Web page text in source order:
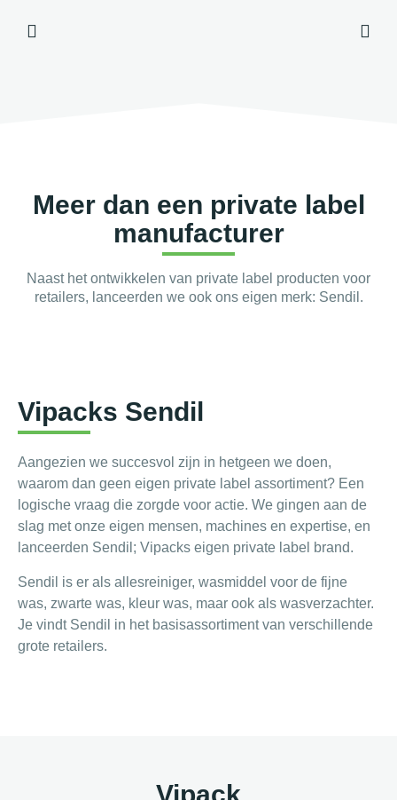
Meer dan een private label
manufacturer
Naast het ontwikkelen van private label producten voor
retailers, lanceerden we ook ons eigen merk: Sendil.
Vipacks Sendil
Aangezien we succesvol zijn in hetgeen we doen,
waarom dan geen eigen private label assortiment? Een
logische vraag die zorgde voor actie. We gingen aan de
slag met onze eigen mensen, machines en expertise, en
lanceerden Sendil; Vipacks eigen private label brand.
Sendil is er als allesreiniger, wasmiddel voor de fijne
was, zwarte was, kleur was, maar ook als wasverzachter.
Je vindt Sendil in het basisassortiment van verschillende
grote retailers.